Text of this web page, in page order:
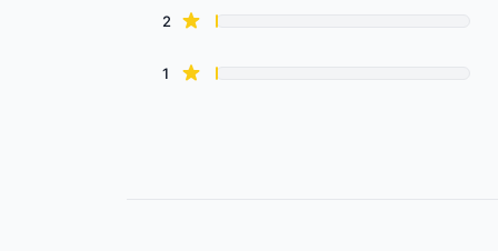
2 star reviews
1 star reviews